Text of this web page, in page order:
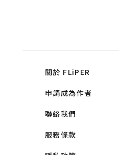
關於 FLiPER
申請成為作者
聯絡我們
服務條款